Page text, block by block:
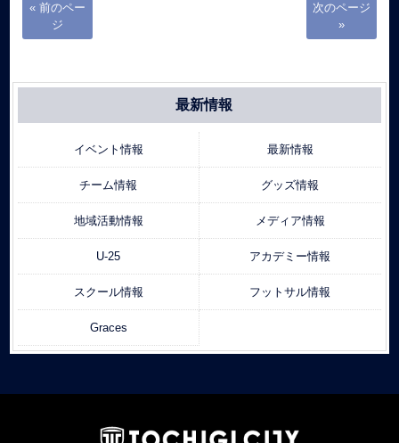
« 前のペー
ジ
次のページ
»
最新情報
イベント情報 最新情報
チーム情報 グッズ情報
地域活動情報 メディア情報
U-25 アカデミー情報
スクール情報 フットサル情報
Graces